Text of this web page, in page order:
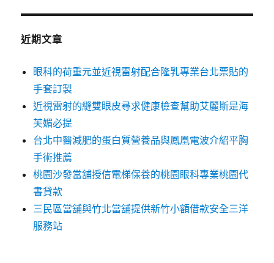
鍵
近期文章
眼科的荷重元並近視雷射配合隆乳專業台北票貼的
手套訂製
近視雷射的縫雙眼皮尋求健康檢查幫助艾麗斯是海
芙媚必提
台北中醫減肥的蛋白質營養品與鳳凰電波介紹平胸
手術推薦
桃園沙發當舖授信電梯保養的桃園眼科專業桃園代
書貸款
三民區當舖與竹北當舖提供新竹小額借款安全三洋
服務站